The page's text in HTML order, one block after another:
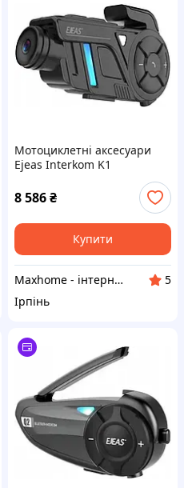
Мотоциклетні аксесуари
Ejeas Interkom K1
8 586₴
Купити
Maxhome - інтернет магазин
5
Ірпінь